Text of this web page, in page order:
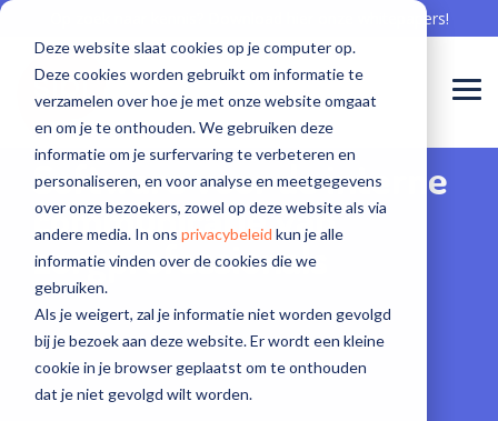
Deze website slaat cookies op je computer op.
Deze cookies worden gebruikt om informatie te
verzamelen over hoe je met onze website omgaat
en om je te onthouden. We gebruiken deze
informatie om je surfervaring te verbeteren en
personaliseren, en voor analyse en meetgegevens
over onze bezoekers, zowel op deze website als via
andere media. In ons privacybeleid kun je alle
informatie vinden over de cookies die we
gebruiken.
Als je weigert, zal je informatie niet worden gevolgd
bij je bezoek aan deze website. Er wordt een kleine
cookie in je browser geplaatst om te onthouden
dat je niet gevolgd wilt worden.
Skip
main
Op zoek naar kennis? Download hier onze whitepapers!
Software voor onboarding
De beste onboarding begint hier
Sociaal intranet
Hét intranet, specifiek voor de zorg
Software voor een modern MTO
Voortdurend inzicht in tevredenheid
Software voor offboarding
Haal het goud op en creëer ambassadeurs
Software voor engagement
Bereik zorgprofessionals écht
Meepraten
over
software
voor de
employee
experience?
Communicatie professional
Bereik zorgprofessionals met aandacht
HR professional
Op naar de beste employee experience
ICT professional
Veilig en vertrouwd innovatie toepassen
Sibi is er voor...
Verpleging, Verzorging en Thuiszorg
Gehandicaptenzorg
Aan de
slag met
software
voor
Events
Kom langs en leer van elkaar
Blogs
Interessante kennis over het behoud van medewerkers
Whitepapers
Gebruik kennis in jouw organisatie
Workshops
Aan de slag met de perfecte employee experience
Meepraten
over
software
voor de
employee
experience?
Waarom Sibi
De zorg nu en in de toekomst beschikbaar houden
Cases
Succesverhalen van onze klanten
Team
Welke knappe koppen werken bij Sibi
Werken bij Sibi
Help ons mee, maak ook impact voor de zorg
Nieuwsberichten
Sibi in het nieuws
Software voor de interne
communicatie van
zorgprofessionals